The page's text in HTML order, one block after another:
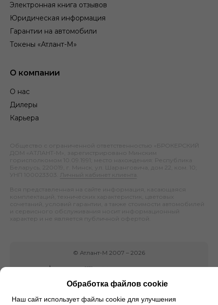
Электронная книга отзывов
Юридическая информация
Гарантии на автомобили
Токены «Атлант-М»
О компании
О нас
Дилеры
Карьера
Общество с ограниченной ответственностью «БРОКЕРСКИЙ
ДОМ «АТЛАНТ-М», зарегистрировано Минским
горисполкомом 10.09.1991; место нахождения: Республика
Беларусь, 220019, г. Минск, ул. Шаранговича, дом 22, ком. 10;
УНП 100023303.
Личный кабинет клиента
Вся представленная на сайте информация, касающаяся
комплектаций, технических характеристик, цветовых
сочетаний, условий гарантии, а также стоимости автомобилей
и сервисного обслуживания носит информационный
характер и не является публичной офертой.
© Атлант-М 2007 – 2026
Обработка файлов cookie
Наш сайт использует файлы cookie для улучшения